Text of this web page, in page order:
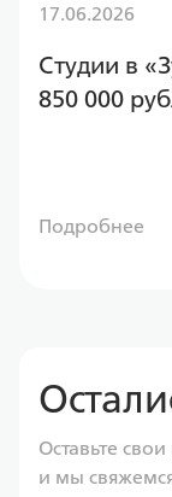
17.06.2026
Студии в
850 000
Подробнее
Оставьте
и мы